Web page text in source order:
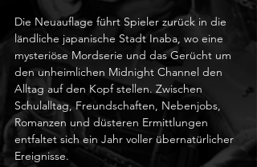
Die Neuauflage führt Spieler zurück in die
ländliche japanische Stadt Inaba, wo eine
mysteriöse Mordserie und das Gerücht um
den unheimlichen Midnight Channel den
Alltag auf den Kopf stellen. Zwischen
Schulalltag, Freundschaften, Nebenjobs,
Romanzen und düsteren Ermittlungen
entfaltet sich ein Jahr voller übernatürlicher
Ereignisse.